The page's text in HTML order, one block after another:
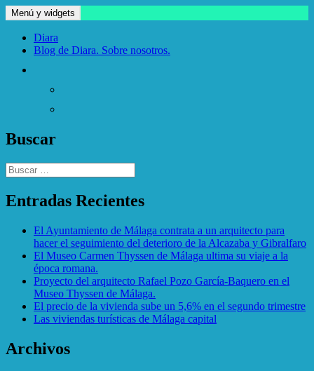
Saltar
al
contenido
blog.diara
El blog de Diara
Menú y widgets
Diara
Blog de Diara. Sobre nosotros.
Buscar
Buscar:
Entradas Recientes
El Ayuntamiento de Málaga contrata a un arquitecto para
hacer el seguimiento del deterioro de la Alcazaba y Gibralfaro
El Museo Carmen Thyssen de Málaga ultima su viaje a la
época romana.
Proyecto del arquitecto Rafael Pozo García-Baquero en el
Museo Thyssen de Málaga.
El precio de la vivienda sube un 5,6% en el segundo trimestre
Las viviendas turí­sticas de Málaga capital
Archivos